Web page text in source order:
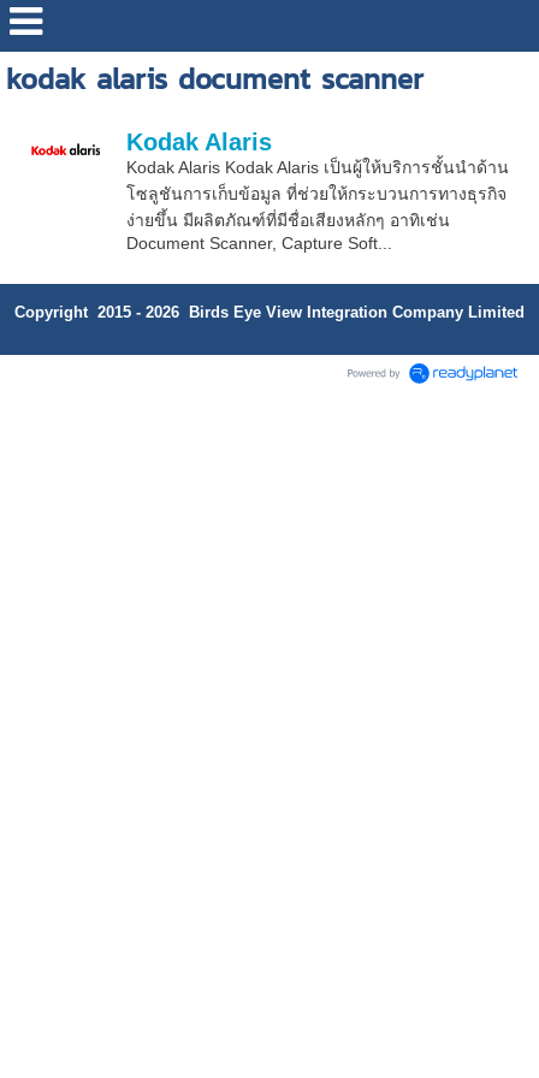
kodak alaris document scanner
Kodak Alaris
Kodak Alaris Kodak Alaris เป็นผู้ให้บริการชั้นนำด้าน
โซลูชันการเก็บข้อมูล ที่ช่วยให้กระบวนการทางธุรกิจ
ง่ายขึ้น มีผลิตภัณฑ์ที่มีชื่อเสียงหลักๆ อาทิเช่น
Document Scanner, Capture Soft...
Copyright 2015 - 2026 Birds Eye View Integration Company Limited